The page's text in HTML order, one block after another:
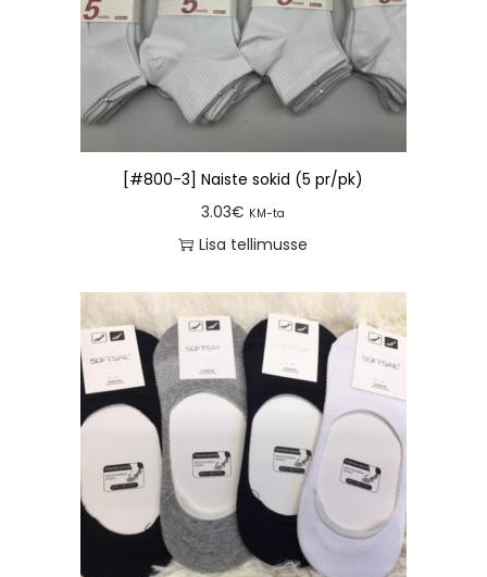
[#800-3] Naiste sokid (5 pr/pk)
3.03€ KM-ta
Lisa tellimusse